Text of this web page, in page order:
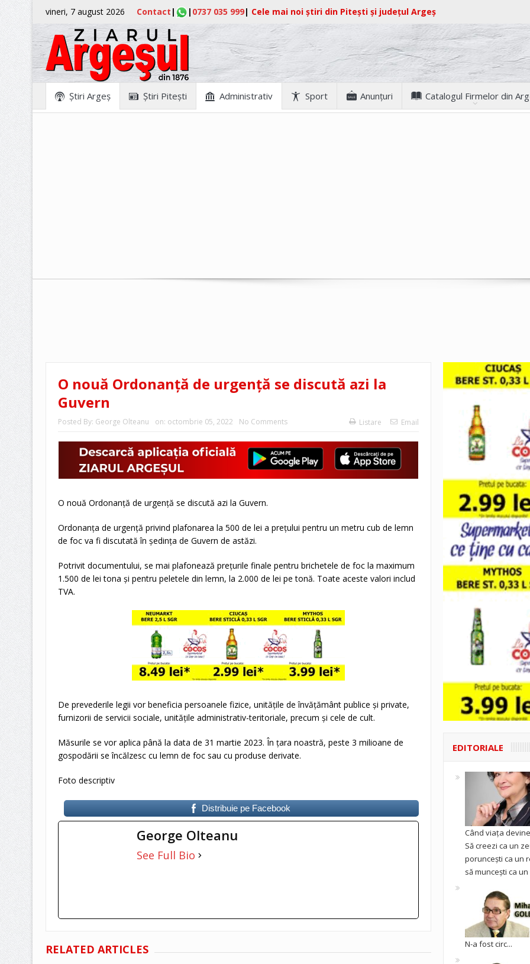
vineri, 7 august 2026 Contact | | 0737 035 999| Cele mai noi știri din Pitești și județul Argeș
Ştiri Argeş Ştiri Piteşti Administrativ Sport Anunţuri Catalogul Firmelor din
O nouă Ordonanţă de urgenţă se discută azi la
Guvern
Posted By: George Olteanu on: octombrie 05, 2022 No Comments Listare Email
O nouă Ordonanţă de urgenţă se discută azi la Guvern.
Ordonanţa de urgenţă privind plafonarea la 500 de lei a preţului pentru un metru cub de lemn
de foc va fi discutată în şedinţa de Guvern de astăzi.
Potrivit documentului, se mai plafonează preţurile finale pentru brichetele de foc la maximum
1.500 de lei tona şi pentru peletele din lemn, la 2.000 de lei pe tonă. Toate aceste valori includ
TVA.
De prevederile legii vor beneficia persoanele fizice, unităţile de învăţământ publice şi private,
furnizorii de servicii sociale, unităţile administrativ-teritoriale, precum şi cele de cult.
Măsurile se vor aplica până la data de 31 martie 2023. În ţara noastră, peste 3 milioane de
gospodării se încălzesc cu lemn de foc sau cu produse derivate.
Foto descriptiv
Distribuie pe Facebook
George Olteanu
See Full Bio
RELATED ARTICLES
EDITORIALE
Când viața
Să creezi ca un
poruncești ca un
să muncești ca un
N-a fost circ...